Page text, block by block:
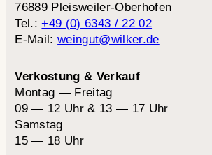
76889 Pleisweiler-Oberhofen
Tel.:+49 (0) 6343 / 22 02
E-Mail:weingut@wilker.de
Verkostung & Verkauf
Montag — Freitag
09 — 12 Uhr & 13 — 17 Uhr
Samstag
15 — 18 Uhr